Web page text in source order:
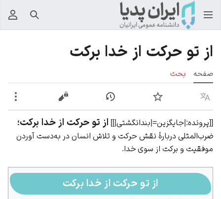
جستجو
از تو حرکت از خدا برکت
صفحه بحث
زبان پیگیری نمایش تاریخچهنمایش مبدأ
[[پرونده:|جایگزین=|بندانگشتی|]] از تو حرکت از خدا برکت؛
ضرب‌المثلی دربارهٔ نقش حرکت و تلاش انسان در به‌دست آوردن
موفقیت و برکت از سوی خدا.
از تو حرکت از خدا برکت